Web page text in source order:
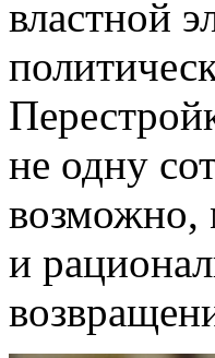
властной
не одну
возможно,
и